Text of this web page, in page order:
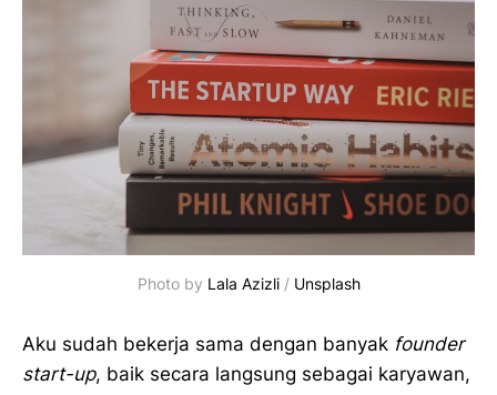
Photo by Lala Azizli / Unsplash
Aku sudah bekerja sama dengan banyak founder
start-up, baik secara langsung sebagai karyawan,